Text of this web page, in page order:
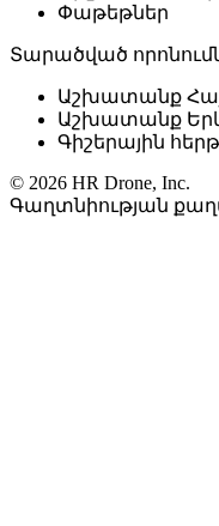
Փաթեթներ
Տարածված
Աշխատանք
Աշխատանք
Գիշերային
© 2026 HR Drone, Inc.
Գաղտնիության